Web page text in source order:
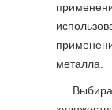
металла.